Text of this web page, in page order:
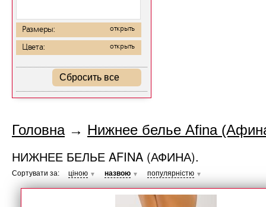
Размеры: открыть
Цвета: открыть
Сбросить все
Головна→ Нижнее белье Afina
НИЖНЕЕ БЕЛЬЕ AFINA (АФИНА).
Сортувати за: ціною ▼ назвою ▼ популярністю ▼